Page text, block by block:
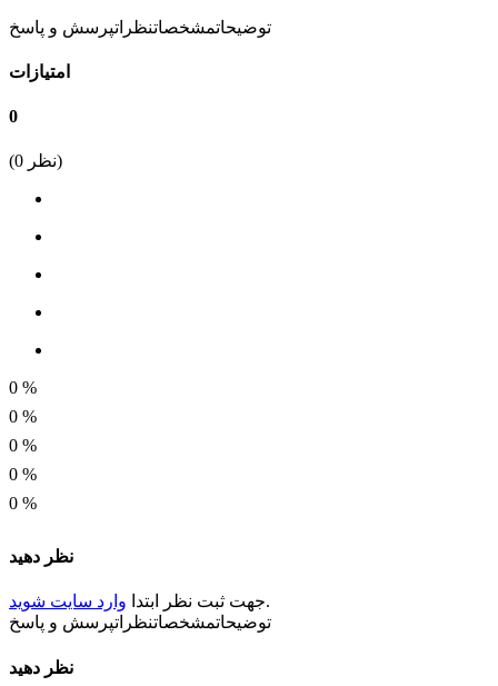
182 گرم
ابعاد
توضیحاتمشخصاتنظراتپرسش و پاسخ
امتیازات
0
(0 نظر)
0 %
0 %
0 %
0 %
0 %
نظر دهید
جهت ثبت نظر ابتدا وارد سایت شوید
.
توضیحاتمشخصاتنظراتپرسش و پاسخ
نظر دهید